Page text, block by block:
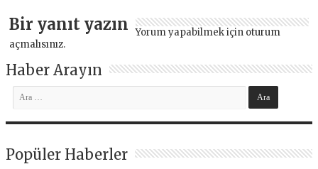
Bir yanıt yazın Yorum yapabilmek için oturum
açmalısınız.
Haber Arayın
Popüler Haberler